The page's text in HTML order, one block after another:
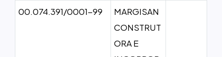
00.074.391/0001-99
MARGISAN
CONSTRUT
ORA E